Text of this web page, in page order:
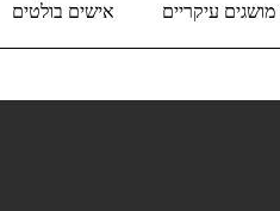
מושגים עיקריים אישים בולטים